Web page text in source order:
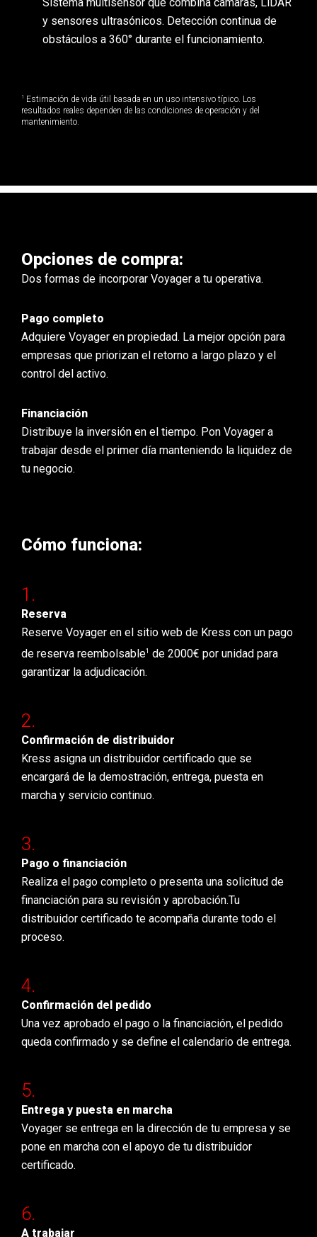
y sensores ultrasónicos. Detección continua de
obstáculos a 360° durante el funcionamiento.
1 Estimación de vida útil basada en un uso intensivo típico. Los
resultados reales dependen de las condiciones de operación y del
mantenimiento.
Opciones de compra:
Dos formas de incorporar Voyager a tu operativa.
Pago completo
Adquiere Voyager en propiedad. La mejor opción para
empresas que priorizan el retorno a largo plazo y el
control del activo.
Financiación
Distribuye la inversión en el tiempo. Pon Voyager a
trabajar desde el primer día manteniendo la liquidez de
tu negocio.
Cómo funciona:
Reserva
Reserve Voyager en el sitio web de Kress con un pago
de reserva reembolsable1 de 2000€ por unidad para
garantizar la adjudicación.
Confirmación de distribuidor
Kress asigna un distribuidor certificado que se
encargará de la demostración, entrega, puesta en
marcha y servicio continuo.
Pago o financiación
Realiza el pago completo o presenta una solicitud de
financiación para su revisión y aprobación.Tu
distribuidor certificado te acompaña durante todo el
proceso.
Confirmación del pedido
Una vez aprobado el pago o la financiación, el pedido
queda confirmado y se define el calendario de entrega.
Entrega y puesta en marcha
Voyager se entrega en la dirección de tu empresa y se
pone en marcha con el apoyo de tu distribuidor
certificado.
A trabajar